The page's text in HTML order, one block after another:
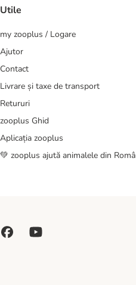
Utile
my zooplus / Logare
Ajutor
Contact
Livrare și taxe de transport
Retururi
zooplus Ghid
Aplicația zooplus
💚 zooplus ajută animalele din